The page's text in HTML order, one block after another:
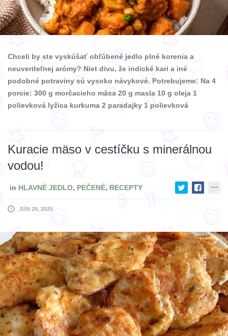
Chceli by ste vyskúšať obľúbené jedlo plné korenia a
neuveriteľnej arómy? Niet divu, že indické kari a iné
podobné potraviny sú vysoko návykové. Potrebujeme: Na 4
porcie: 300 g morčacieho mäsa 20 g masla 10 g oleja 1
polievková lyžica kurkuma 2 paradajky 1 polievková
Kuracie mäso v cestíčku s minerálnou
vodou!
in HLAVNÉ JEDLO, PEČENÉ,RECEPTY
JÚN 29, 2025